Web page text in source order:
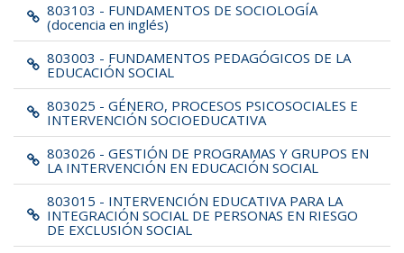
803103 - FUNDAMENTOS DE SOCIOLOGÍA
(docencia en inglés)
803003 - FUNDAMENTOS PEDAGÓGICOS DE LA
EDUCACIÓN SOCIAL
803025 - GÉNERO, PROCESOS PSICOSOCIALES E
INTERVENCIÓN SOCIOEDUCATIVA
803026 - GESTIÓN DE PROGRAMAS Y GRUPOS EN
LA INTERVENCIÓN EN EDUCACIÓN SOCIAL
803015 - INTERVENCIÓN EDUCATIVA PARA LA
INTEGRACIÓN SOCIAL DE PERSONAS EN RIESGO
DE EXCLUSIÓN SOCIAL